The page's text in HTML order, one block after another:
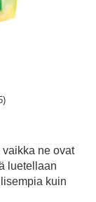
ne ovat
luetellaan
kuin